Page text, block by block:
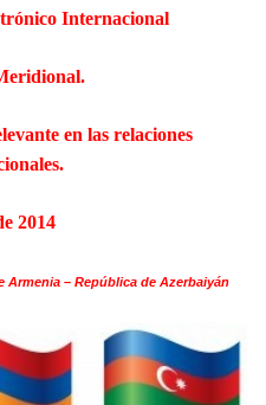
Internacional
en las relaciones
2014
Armenia – República de Azerbaiyán